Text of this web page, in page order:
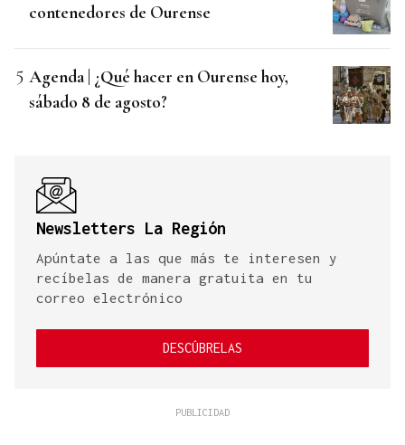
contenedores de Ourense
Agenda | ¿Qué hacer en Ourense hoy,
sábado 8 de agosto?
Newsletters La Región
Apúntate a las que más te interesen y
recíbelas de manera gratuita en tu
correo electrónico
DESCÚBRELAS